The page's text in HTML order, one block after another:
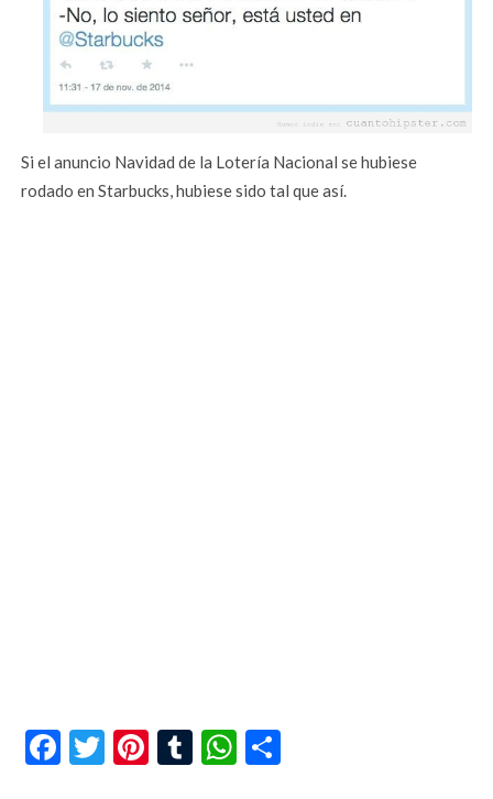
Si el anuncio Navidad de la Lotería Nacional se hubiese
rodado en Starbucks, hubiese sido tal que así.
Facebook
Twitter
Pinterest
TumblrWhatsApp